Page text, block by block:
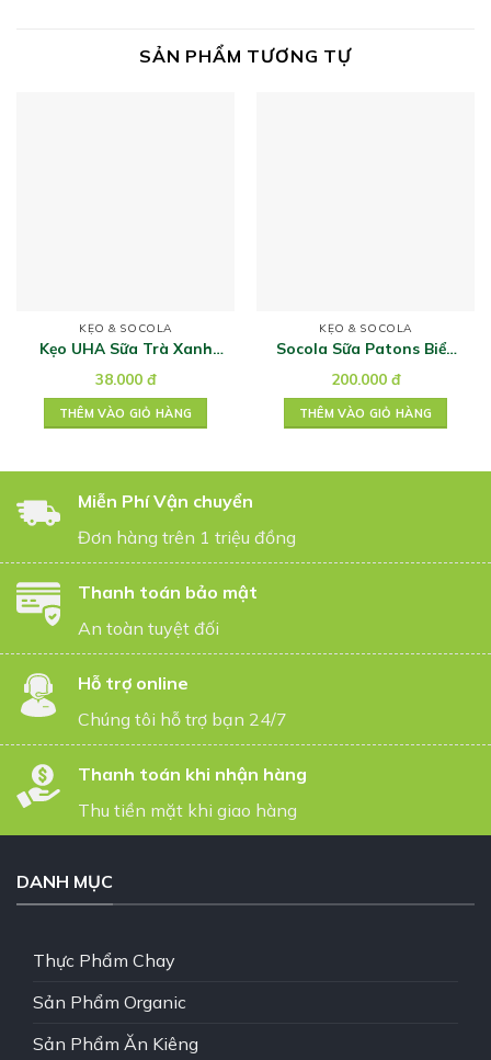
SẢN PHẨM TƯƠNG TỰ
KẸO & SOCOLA
Kẹo UHA Sữa Trà Xanh
38.000 đ
THÊM VÀO GIỎ HÀNG
KẸO & SOCOLA
Socola Sữa Patons Biểu
200.000 đ
THÊM VÀO GIỎ HÀNG
Miễn Phí Vận chuyển
Đơn hàng trên 1 triệu đồng
Thanh toán bảo mật
An toàn tuyệt đối
Hỗ trợ online
Chúng tôi hỗ trợ bạn 24/7
Thanh toán khi nhận hàng
Thu tiền mặt khi giao hàng
DANH MỤC
Thực Phẩm Chay
Sản Phẩm Organic
Sản Phẩm Ăn Kiêng